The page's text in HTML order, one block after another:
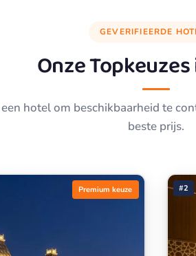
GEVERIFIEERDE
Onze
hotel om beschikbaarheid te
beste prijs.
Premium keuze #2